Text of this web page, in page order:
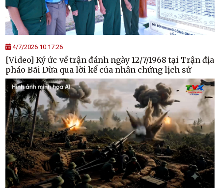
4/7/2026 10:17:26
[Video] Ký ức về trận đánh ngày 12/7/1968 tại Trận địa
pháo Bãi Dừa qua lời kể của nhân chứng lịch sử